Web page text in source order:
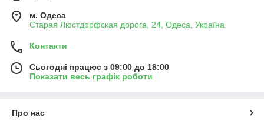
м. Одеса
Старая Люстдорфская дорога, 24, Одеса, Україна
Контакти
Сьогодні працює з 09:00 до 18:00
Показати весь графік роботи
Про нас